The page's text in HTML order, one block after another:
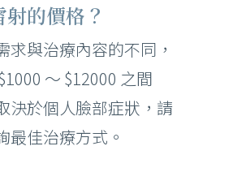
的價格？
求與治療內容的不同，
～ $12000 之間
決於個人臉部症狀，請
最佳治療方式。